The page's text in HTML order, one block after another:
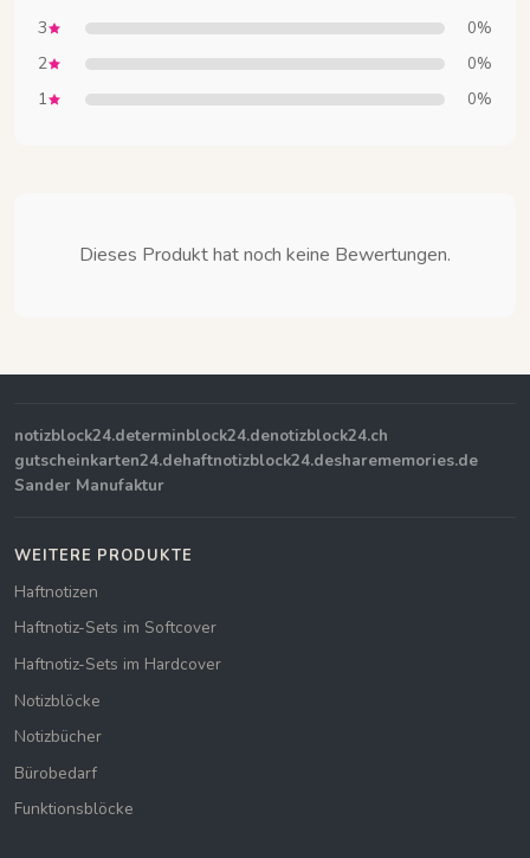
3 0%
2 0%
1 0%
Dieses Produkt hat noch keine Bewertungen.
notizblock24.determinblock24.denotizblock24.ch
gutscheinkarten24.dehaftnotizblock24.desharememories.de
Sander Manufaktur
WEITERE PRODUKTE
Haftnotizen
Haftnotiz-Sets im Softcover
Haftnotiz-Sets im Hardcover
Notizblöcke
Notizbücher
Bürobedarf
Funktionsblöcke